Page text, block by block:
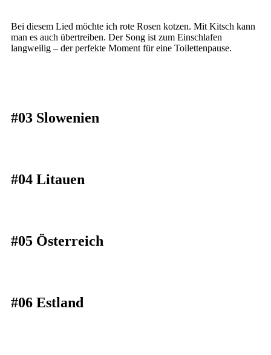
Bei diesem Lied möchte ich rote Rosen kotzen. Mit Kitsch kann
man es auch übertreiben. Der Song ist zum Einschlafen
langweilig – der perfekte Moment für eine Toilettenpause.
#03 Slowenien
#04 Litauen
#05 Österreich
#06 Estland